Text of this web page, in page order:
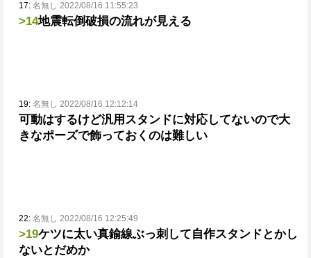
17: 名無し 2022/08/16 11:55:23
>14地震転倒破損の流れが見える
19: 名無し 2022/08/16 12:12:14
可動はするけど汎用スタンドに対応してないので大
きなポーズで飾っておくのは難しい
22: 名無し 2022/08/16 12:25:49
>19ケツに太い真鍮線ぶっ刺して自作スタンドとかし
ないとだめか